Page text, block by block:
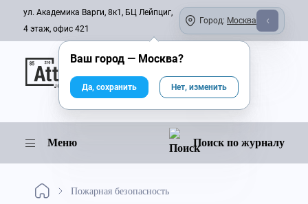
ул. Академика Варги, 8к1, БЦ Лейпциг,
4 этаж, офис 421
Город: Москва
Онлайн-журнал
Меню Поиск по журналу
Пожарная безопасность
Ваш город — Москва?
Да, сохранить Нет, изменить